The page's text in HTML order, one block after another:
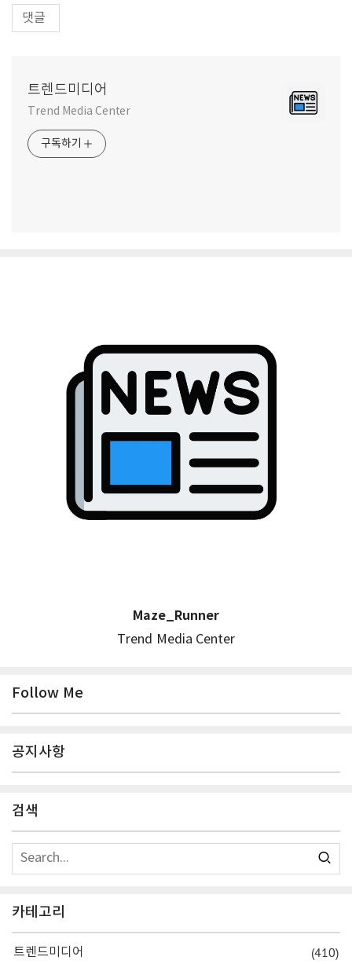
댓글
트렌드미디어
Trend Media Center
구독하기
Maze_Runner
Trend Media Center
Follow Me
공지사항
검색
카테고리
트렌드미디어 (410)